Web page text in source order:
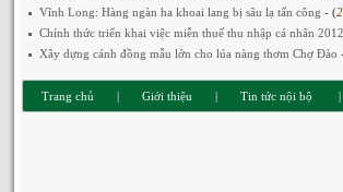
Vĩnh Long: Hàng ngàn ha khoai lang bị sâu lạ tấn công - (
Chính thức triển khai việc miễn thuế thu nhập cá nhân 2012
Xây dựng cánh đồng mẫu lớn cho lúa nàng thơm Chợ Đào
Trang chủ | Giới thiệu | Tin tức nội bộ |